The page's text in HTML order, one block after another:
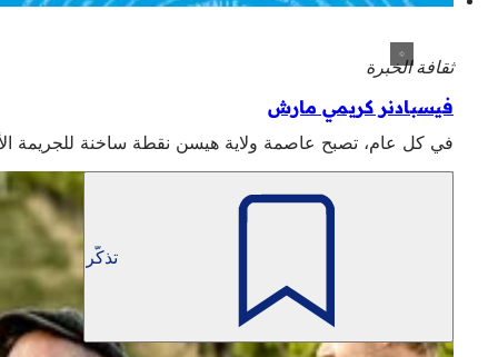
ثقافة الخبرة
فيسبادنر كريمي مارش
في كل عام، تصبح عاصمة ولاية هيسن نقطة ساخنة للجريمة الأدبية خلال "فيسبادنر كريمي مارز".
تذكّر